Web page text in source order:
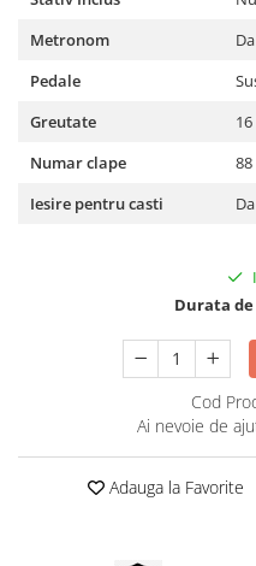
Metronom
Da
Pedale
Greutate
Numar clape
88
Iesire pentru casti
Da
Durata
Cod
Ai nevoie de
Adauga la Favorite